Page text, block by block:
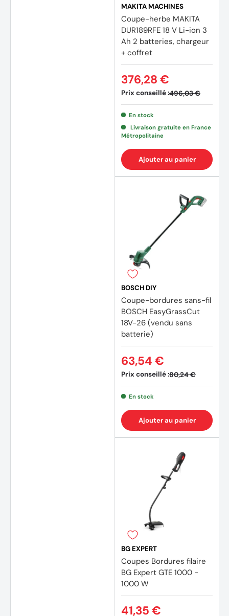
(4
MAKITA MACHINES
Coupe-herbe MAKITA
DUR189RFE 18 V Li-ion 3
Ah 2 batteries, chargeur
+ coffret
Prix conseillé :496,03 €
376,28 €
En stock
Livraison gratuite en France
Métropolitaine
Ajouter au panier
BOSCH DIY
Coupe-bordures sans-fil
BOSCH EasyGrassCut
18V-26 (vendu sans
batterie)
Prix conseillé :80,24 €
63,54 €
En stock
Ajouter au panier
BG EXPERT
Coupes Bordures filaire
BG Expert GTE 1000 -
1000 W
41,35 €